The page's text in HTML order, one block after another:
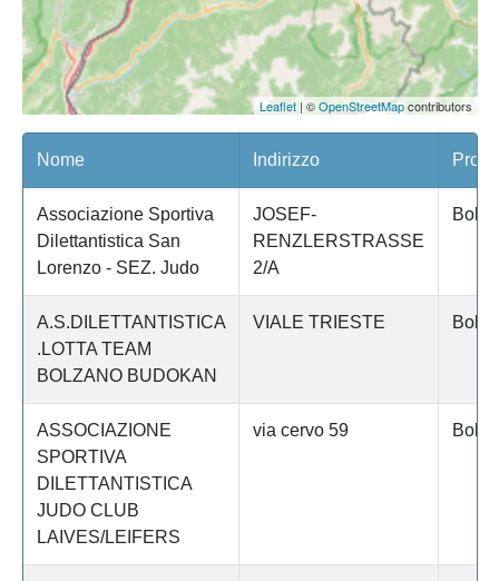
Leaflet| ©OpenStreetMapcontributors
Nome Indirizzo
Associazione Sportiva
Dilettantistica San
Lorenzo - SEZ. Judo
JOSEF-
RENZLERSTRASSE
2/A
A.S.DILETTANTISTICA
.LOTTA TEAM
BOLZANO BUDOKAN
VIALE TRIESTE
ASSOCIAZIONE
SPORTIVA
DILETTANTISTICA
JUDO CLUB
LAIVES/LEIFERS
via cervo 59